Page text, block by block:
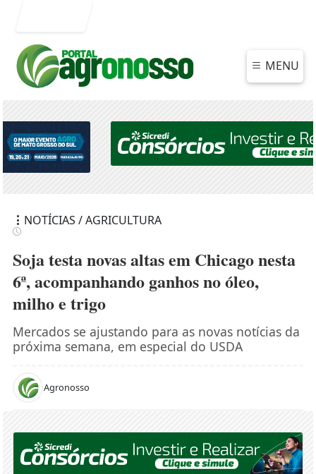
MENU
NOTÍCIAS / AGRICULTURA
Soja testa novas altas em Chicago nesta
6ª, acompanhando ganhos no óleo,
milho e trigo
Mercados se ajustando para as novas notícias da
próxima semana, em especial do USDA